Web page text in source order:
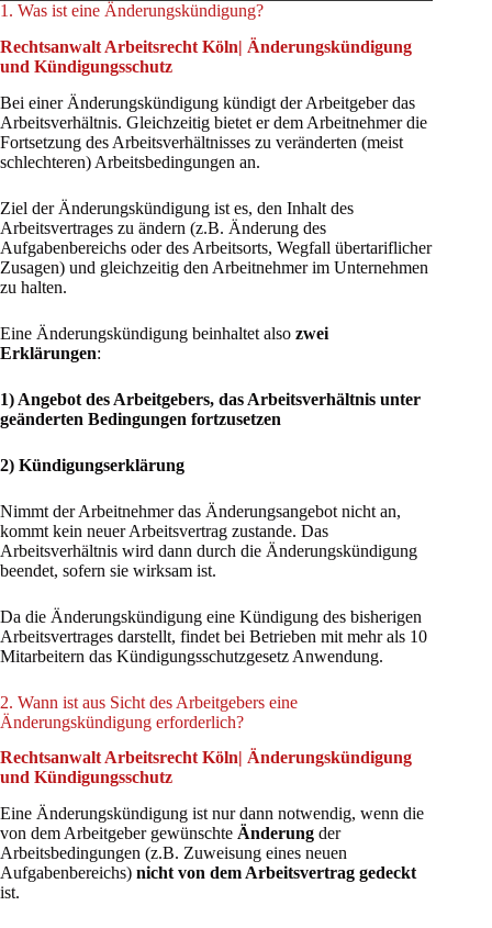
1. Was ist eine Änderungskündigung?
Rechtsanwalt Arbeitsrecht Köln| Änderungskündigung
und Kündigungsschutz
Bei einer Änderungskündigung kündigt der Arbeitgeber das
Arbeitsverhältnis. Gleichzeitig bietet er dem Arbeitnehmer die
Fortsetzung des Arbeitsverhältnisses zu veränderten (meist
schlechteren) Arbeitsbedingungen an.
Ziel der Änderungskündigung ist es, den Inhalt des
Arbeitsvertrages zu ändern (z.B. Änderung des
Aufgabenbereichs oder des Arbeitsorts, Wegfall übertariflicher
Zusagen) und gleichzeitig den Arbeitnehmer im Unternehmen
zu halten.
Eine Änderungskündigung beinhaltet also zwei
Erklärungen:
1) Angebot des Arbeitgebers, das Arbeitsverhältnis unter
geänderten Bedingungen fortzusetzen
2) Kündigungserklärung
Nimmt der Arbeitnehmer das Änderungsangebot nicht an,
kommt kein neuer Arbeitsvertrag zustande. Das
Arbeitsverhältnis wird dann durch die Änderungskündigung
beendet, sofern sie wirksam ist.
Da die Änderungskündigung eine Kündigung des bisherigen
Arbeitsvertrages darstellt, findet bei Betrieben mit mehr als 10
Mitarbeitern das Kündigungsschutzgesetz Anwendung.
2. Wann ist aus Sicht des Arbeitgebers eine
Änderungskündigung erforderlich?
Rechtsanwalt Arbeitsrecht Köln| Änderungskündigung
und Kündigungsschutz
Eine Änderungskündigung ist nur dann notwendig, wenn die
von dem Arbeitgeber gewünschte Änderung der
Arbeitsbedingungen (z.B. Zuweisung eines neuen
Aufgabenbereichs) nicht von dem Arbeitsvertrag gedeckt
ist.